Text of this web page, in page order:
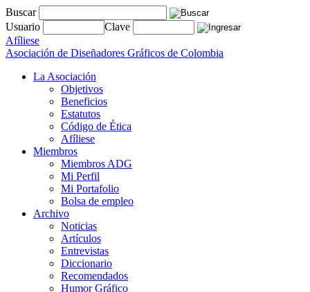
Buscar
Usuario
Clave
Afíliese
Asociación de Diseñadores Gráficos de Colombia
La Asociación
Objetivos
Beneficios
Estatutos
Código de Ética
Afíliese
Miembros
Miembros ADG
Mi Perfil
Mi Portafolio
Bolsa de empleo
Archivo
Noticias
Artículos
Entrevistas
Diccionario
Recomendados
Humor Gráfico